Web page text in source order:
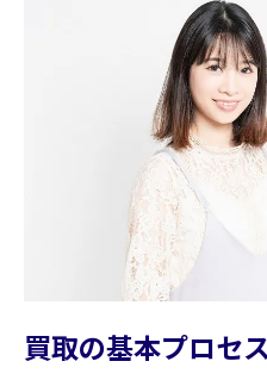
銀貨の市場価値を
銀貨の状態が買
専門家の意見を活
宮城県内の銀貨
価値を最大化す
高額買取を狙うため
銀貨の保管環境を
銀貨の劣化を防
買取の基本プロセ